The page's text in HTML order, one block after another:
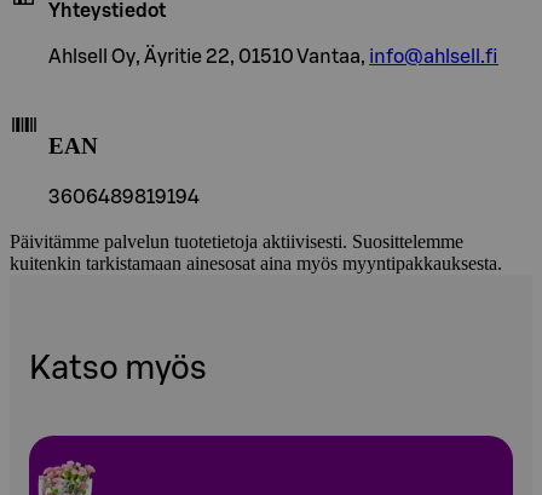
Yhteystiedot
Ahlsell Oy, Äyritie 22, 01510 Vantaa, info@ahlsell.fi
EAN
3606489819194
Päivitämme palvelun tuotetietoja aktiivisesti. Suosittelemme
kuitenkin tarkistamaan ainesosat aina myös myyntipakkauksesta.
Katso myös